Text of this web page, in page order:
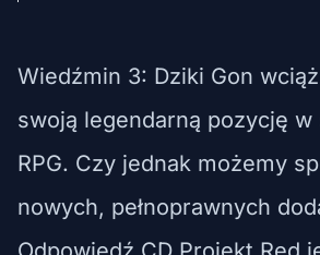
Wiedźmin 3: Dziki Gon
swoją legendarną pozycję
RPG. Czy jednak możemy
nowych, pełnoprawnych